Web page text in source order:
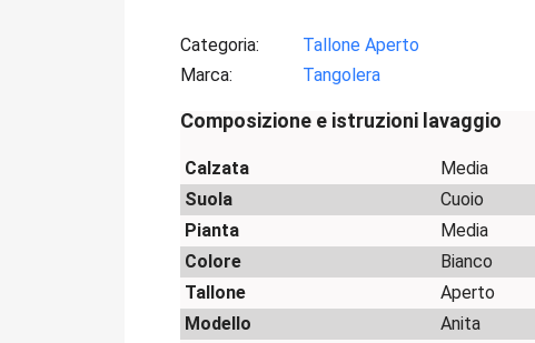
Categoria
Tallone Aperto
Marca
Tangolera
Composizione e istruzioni lavaggio
Calzata
Media
Suola
Cuoio
Pianta
Media
Colore
Bianco
Tallone
Aperto
Modello
Anita